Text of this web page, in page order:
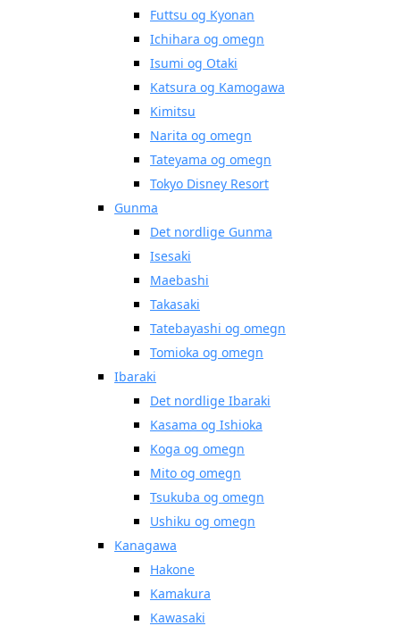
Futtsu og Kyonan
Ichihara og omegn
Isumi og Otaki
Katsura og Kamogawa
Kimitsu
Narita og omegn
Tateyama og omegn
Tokyo Disney Resort
Gunma
Det nordlige Gunma
Isesaki
Maebashi
Takasaki
Tatebayashi og omegn
Tomioka og omegn
Ibaraki
Det nordlige Ibaraki
Kasama og Ishioka
Koga og omegn
Mito og omegn
Tsukuba og omegn
Ushiku og omegn
Kanagawa
Hakone
Kamakura
Kawasaki